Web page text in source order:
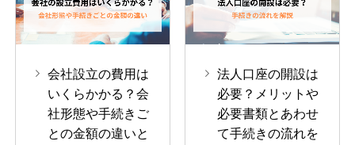
会社設立の費用は
いくらかかる？会
社形態や手続きご
との金額の違いと
法人口座の開設は
必要？メリットや
必要書類とあわせ
て手続きの流れを